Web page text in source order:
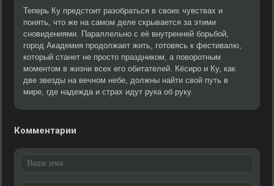
Теперь Ку предстоит разобраться в своих чувствах и
понять, что же на самом деле скрывается за этими
сновидениями. Параллельно с её внутренней борьбой,
город Академия продолжает жить, готовясь к фестивалю,
который станет не просто праздником, а поворотным
моментом в жизни всех его обитателей. Кёсиро и Ку, как
две звезды на вечном небе, должны найти свой путь в
мире, где надежда и страх идут рука об руку.
Комментарии